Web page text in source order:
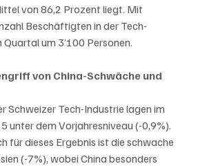
von 86,2 Prozent liegt. Mit
Beschäftigten in der Tech-
um 3’100 Personen.
von China-Schwäche und
Schweizer Tech-Industrie lagen im
unter dem Vorjahresniveau (-0,9%).
für dieses Ergebnis ist die schwache
(-7%), wobei China besonders